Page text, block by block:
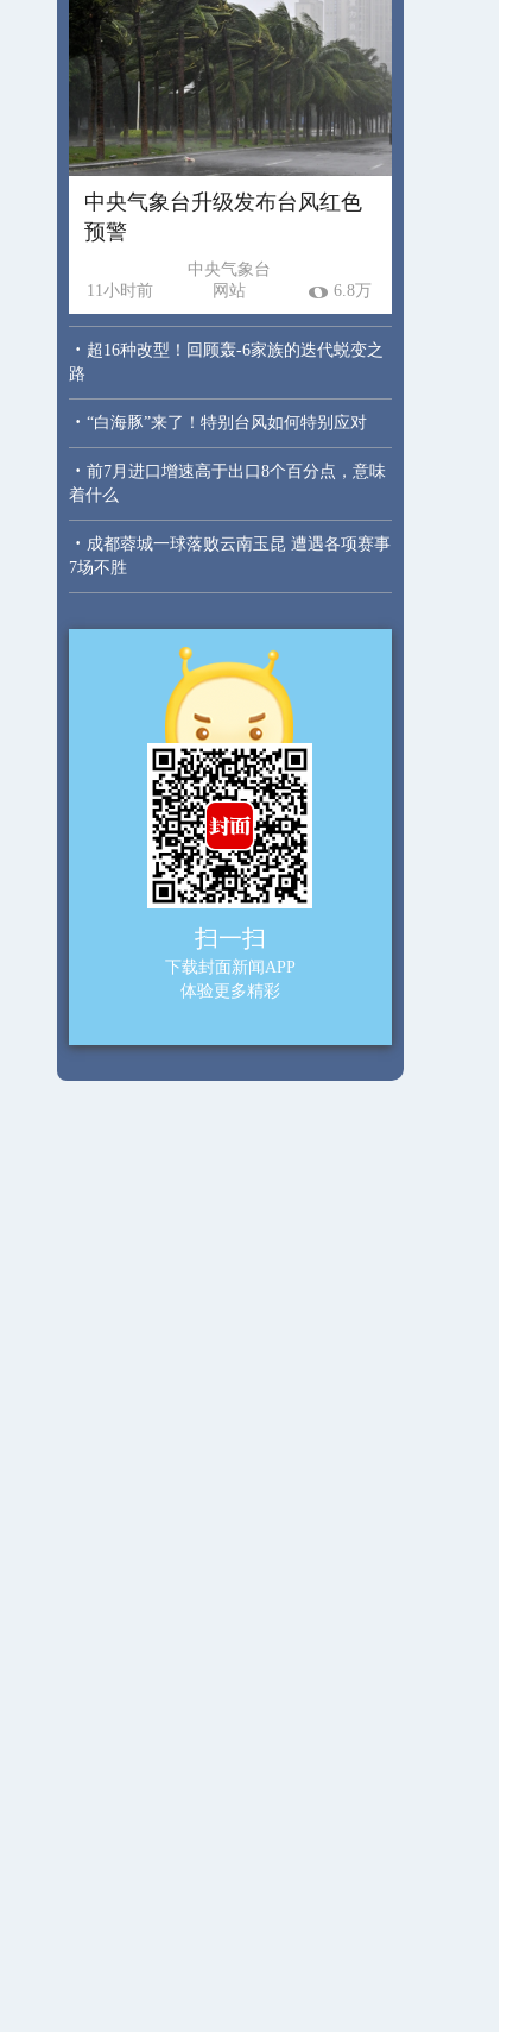
中央气象台升级发布台风红色
预警
11小时前
中央气象台
网站
6.8万
· 超16种改型！回顾轰-6家族的迭代蜕变之
路
· “白海豚”来了！特别台风如何特别应对
· 前7月进口增速高于出口8个百分点，意味
着什么
· 成都蓉城一球落败云南玉昆 遭遇各项赛事
7场不胜
扫一扫
下载封面新闻APP
体验更多精彩